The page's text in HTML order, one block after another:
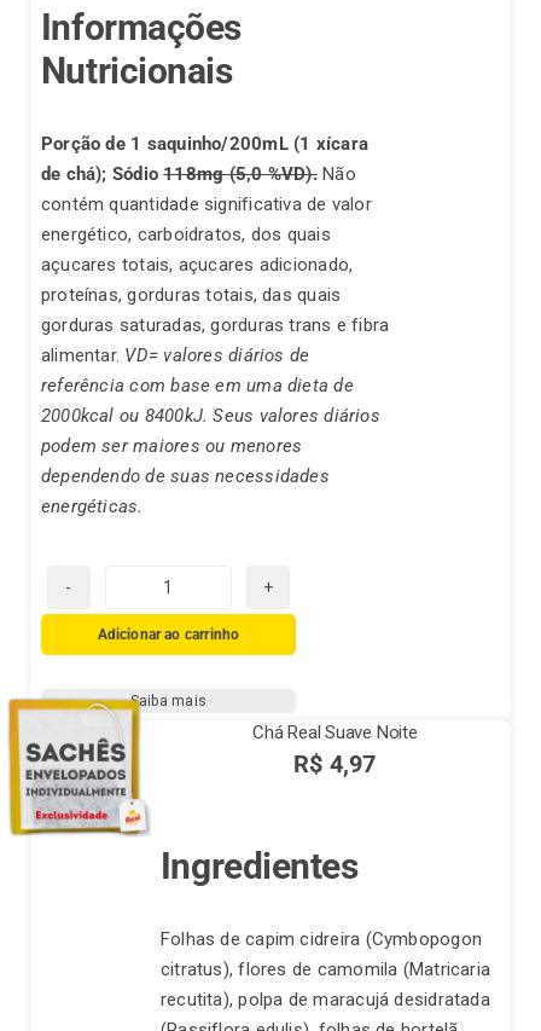
Informações
Nutricionais
Porção de 1 saquinho/200mL (1 xícara
de chá); Sódio118mg (5,0 %VD).Não
contém quantidade significativa de valor
energético, carboidratos, dos quais
açucares totais, açucares adicionado,
proteínas, gorduras totais, das quais
gorduras saturadas, gorduras trans e fibra
alimentar. VD= valores diários de
referência com base em uma dieta de
2000kcal ou 8400kJ. Seus valores diários
podem ser maiores ou menores
dependendo de suas necessidades
energéticas.
Chá
Real
de
Cúrcuma,
Adicionar ao carrinho
Saiba mais
Chá Real Suave Noite
R$ 4,97
Ingredientes
Folhas de capim cidreira (Cymbopogon
citratus), flores de camomila (Matricaria
recutita), polpa de maracujá desidratada